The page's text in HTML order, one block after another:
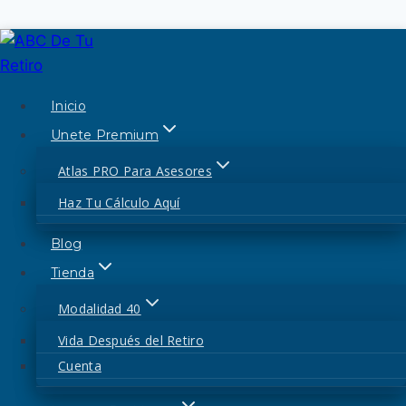
Saltar
al
Inicio
Unete Premium
Atlas PRO Para Asesores
Haz Tu Cálculo Aquí
Blog
Tienda
Modalidad 40
Vida Después del Retiro
Cuenta
Escrito Libre Modalidad
40 Word
Poradmin
de 2026
¿Qué es el escrito libre de
la Modalidad 40?